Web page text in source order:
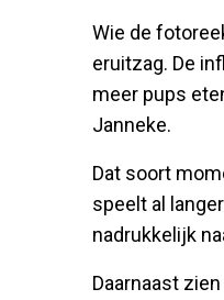
Wie de
eruitzag. De
meer pups
Janneke.
Dat soort
speelt al
nadrukkelijk
Daarnaast